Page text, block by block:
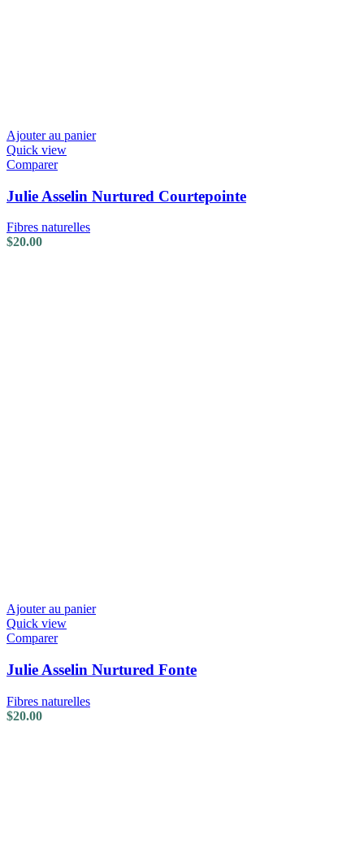
Ajouter au panier
Quick view
Comparer
Julie Asselin Nurtured Courtepointe
Fibres naturelles
$20.00
Ajouter au panier
Quick view
Comparer
Julie Asselin Nurtured Fonte
Fibres naturelles
$20.00